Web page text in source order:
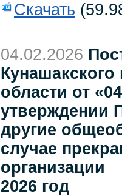
Скачать
04.02.2026
области от
утверждении
другие
случае
организации
2026 год